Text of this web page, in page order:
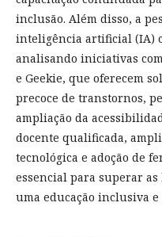
inclusão. Além disso, a
inteligência artificial (IA)
analisando iniciativas
e Geekie, que oferecem
precoce de transtornos,
ampliação da
docente qualificada,
tecnológica e adoção de
essencial para superar
uma educação inclusiva